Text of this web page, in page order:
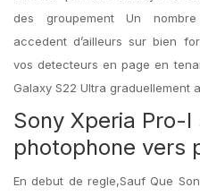
des groupement Un
accedent d’ailleurs sur bien
vos detecteurs en page en
Galaxy S22 Ultra graduellement
Sony Xperia Pro-I
photophone vers
En debut de regle,Sauf Que